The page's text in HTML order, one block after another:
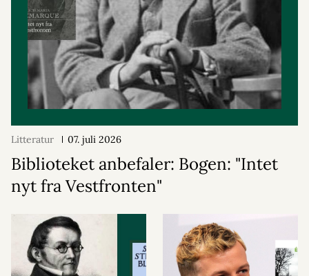
Litteratur 07. juli 2026
Biblioteket anbefaler: Bogen: "Intet
nyt fra Vestfronten"